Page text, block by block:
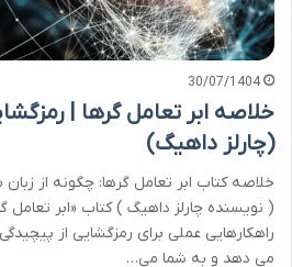
30/07/1404
خلاصه ابر تعامل گرها |
(چارلز داهیگ)
خلاصه کتاب ابر تعامل گرها: چگونه از
( نویسنده چارلز داهیگ ) کتاب «ابر تعامل
راهکارهایی عملی برای رمزگشایی از
می دهد و به شما می…